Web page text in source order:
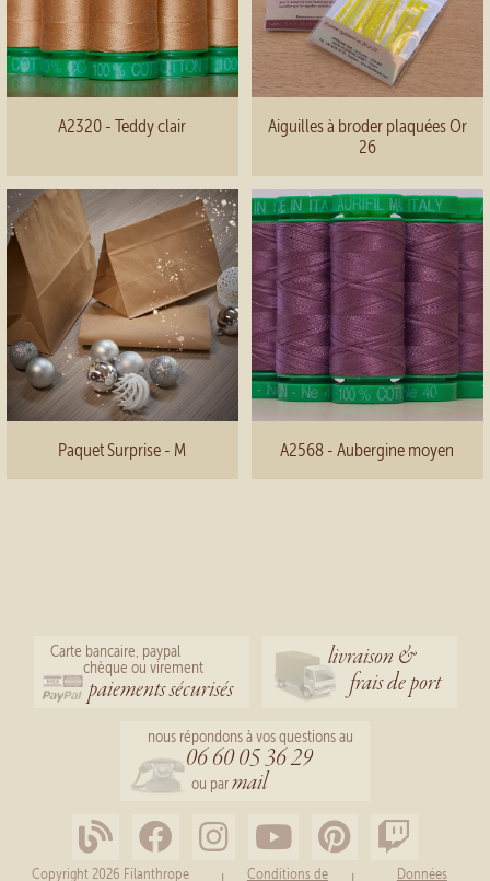
A2320 - Teddy clair
Aiguilles à broder plaquées Or
26
Paquet Surprise - M A2568 - Aubergine moyen
Carte bancaire, paypal
chèque ou virement
paiements sécurisés
livraison &
frais de port
nous répondons à vos questions au
06 60 05 36 29
ou parmail
Copyright 2026 Filanthrope Conditions de Données